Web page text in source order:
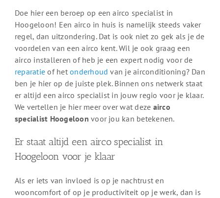
Doe hier een beroep op een airco specialist in
Hoogeloon! Een airco in huis is namelijk steeds vaker
regel, dan uitzondering. Dat is ook niet zo gek als je de
voordelen van een airco kent. Wil je ook graag een
airco installeren of heb je een expert nodig voor de
reparatie of hetonderhoud van je airconditioning? Dan
ben je hier op de juiste plek. Binnen ons netwerk staat
er altijd een airco specialist in jouw regio voor je klaar.
We vertellen je hier meer over wat deze airco
specialist Hoogeloon voor jou kan betekenen.
Er staat altijd een airco specialist in
Hoogeloon voor je klaar
Als er iets van invloed is op je nachtrust en
wooncomfort of op je productiviteit op je werk, dan is